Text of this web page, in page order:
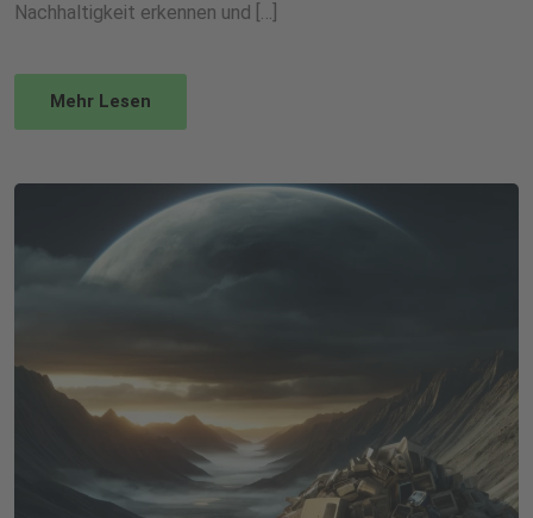
Nachhaltigkeit erkennen und […]
Mehr Lesen